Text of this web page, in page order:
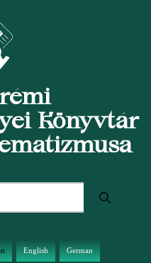
Könyvtár
English German